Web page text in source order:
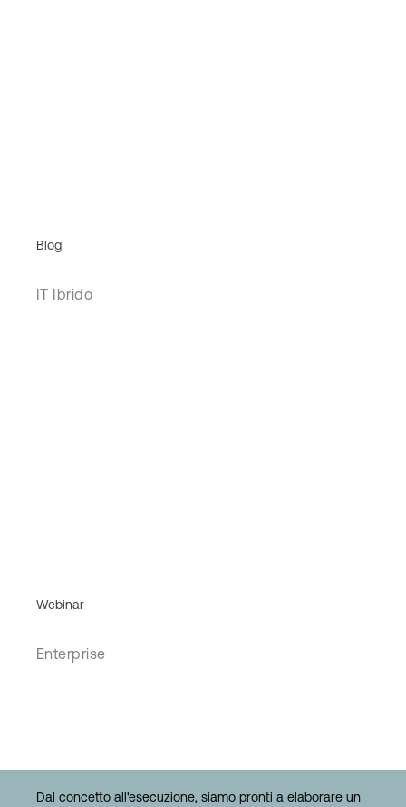
Blog
IT Ibrido
Webinar
Enterprise
Dal concetto all'esecuzione, siamo pronti a elaborare un